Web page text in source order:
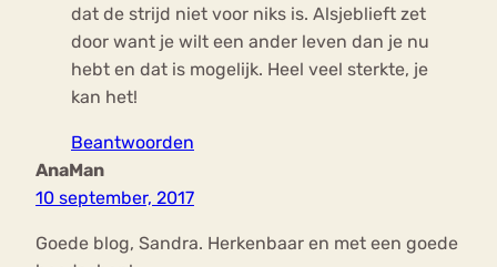
dat de strijd niet voor niks is. Alsjeblieft zet
door want je wilt een ander leven dan je nu
hebt en dat is mogelijk. Heel veel sterkte, je
kan het!
Beantwoorden
AnaMan
10 september, 2017
Goede blog, Sandra. Herkenbaar en met een goede